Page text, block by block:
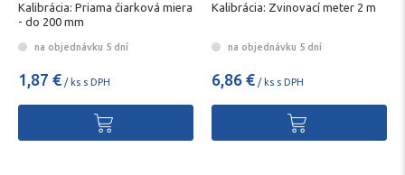
Kalibrácia: Priama čiarková miera
- do 200 mm
na objednávku 5 dní
1,87 € / ks s DPH
Kalibrácia: Zvinovací meter 2 m
na objednávku 5 dní
6,86 € / ks s DPH